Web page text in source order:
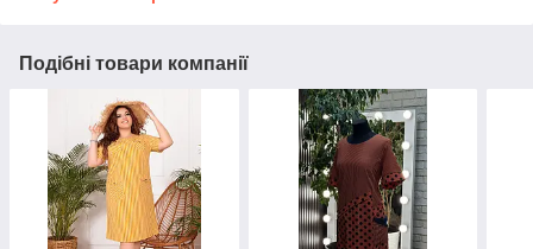
Подібні товари компанії